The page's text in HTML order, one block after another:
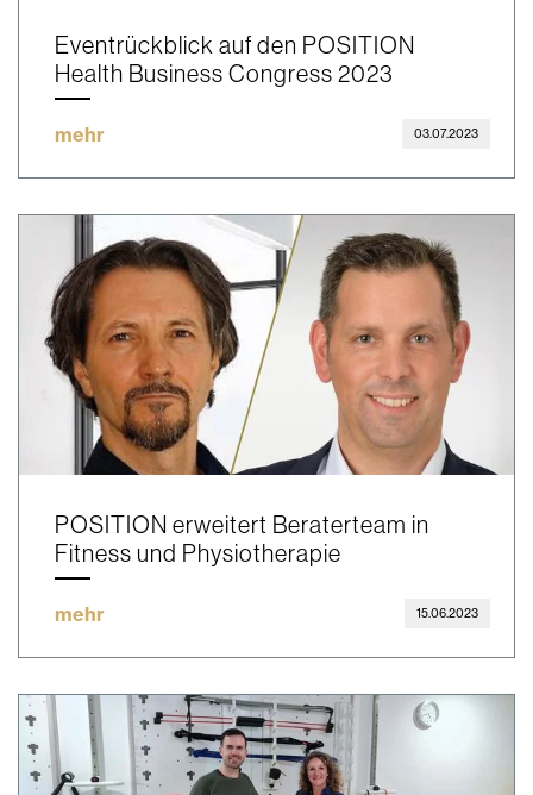
Eventrückblick auf den POSITION
Health Business Congress 2023
mehr 03.07.2023
POSITION erweitert Beraterteam in
Fitness und Physiotherapie
mehr 15.06.2023